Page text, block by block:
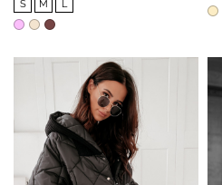
S M L